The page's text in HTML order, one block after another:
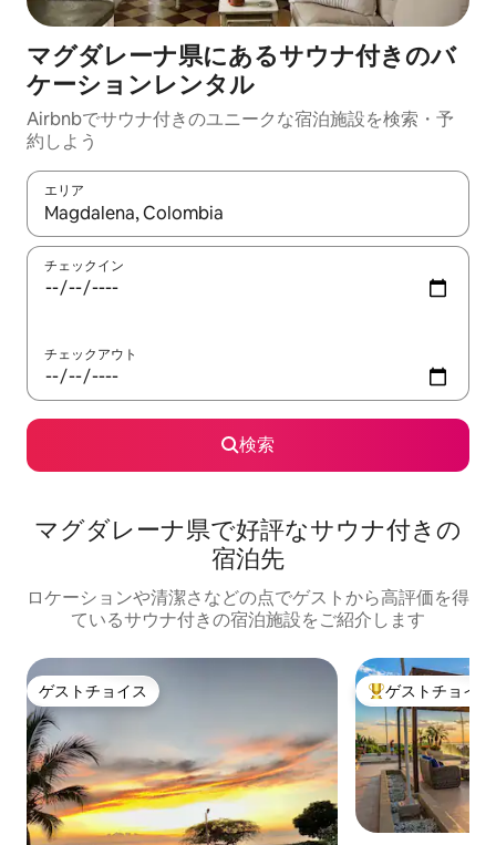
マグダレーナ県にあるサウナ付きのバ
ケーションレンタル
Airbnbでサウナ付きのユニークな宿泊施設を検索・予
約しよう
エリア
検索結果が表示されたら、上下の矢印キーを使って移動するか
チェックイン
チェックアウト
検索
マグダレーナ県で好評なサウナ付きの
宿泊先
ロケーションや清潔さなどの点でゲストから高評価を得
ているサウナ付きの宿泊施設をご紹介します
ゲストチョイス
ゲストチョイス 大好評のゲスト
ゲストチョイス